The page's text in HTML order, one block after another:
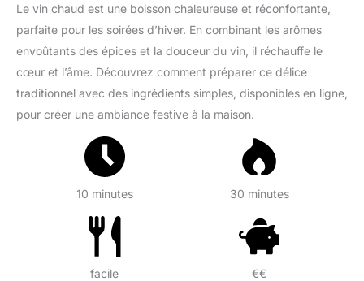
Le vin chaud est une boisson chaleureuse et réconfortante,
parfaite pour les soirées d’hiver. En combinant les arômes
envoûtants des épices et la douceur du vin, il réchauffe le
cœur et l’âme. Découvrez comment préparer ce délice
traditionnel avec des ingrédients simples, disponibles en ligne,
pour créer une ambiance festive à la maison.
10 minutes 30 minutes
facile €€